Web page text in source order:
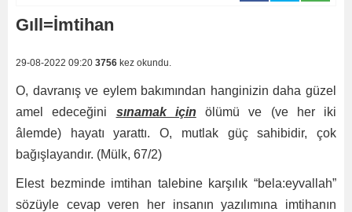
Gıll=İmtihan
29-08-2022 09:20 3756 kez okundu.
O, davranış ve eylem bakımından hanginizin daha güzel
amel edeceğini sınamak için ölümü ve (ve her iki
âlemde) hayatı yarattı. O, mutlak güç sahibidir, çok
bağışlayandır. (Mülk, 67/2)
Elest bezminde imtihan talebine karşılık “bela:eyvallah”
sözüyle cevap veren her insanın yazılımına imtihanın